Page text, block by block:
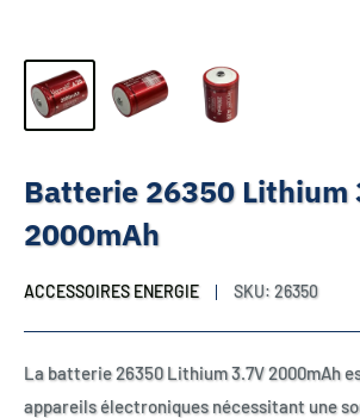
Batterie 26350 Lithium
2000mAh
ACCESSOIRES ENERGIE SKU: 26350
La batterie 26350 Lithium 3.7V 2000mAh
appareils électroniques nécessitant une